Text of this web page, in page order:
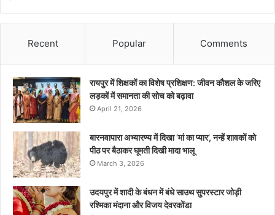
Recent Popular Comments
रायपुर में शिक्षकों का विशेष प्रशिक्षण: जीवन कौशल के जरिए
लड़कों में समानता की सोच को बढ़ावा
April 21, 2026
बारनवापारा अभ्यारण्य में दिखा ‘मां का प्यार’, नन्हें शावकों को
पीठ पर बैठाकर घूमती दिखी मादा भालू
March 3, 2026
उदयपुर में शादी के बंधन में बंधे साउथ सुपरस्टार जोड़ी
रश्मिका मंदाना और विजय देवरकोंडा